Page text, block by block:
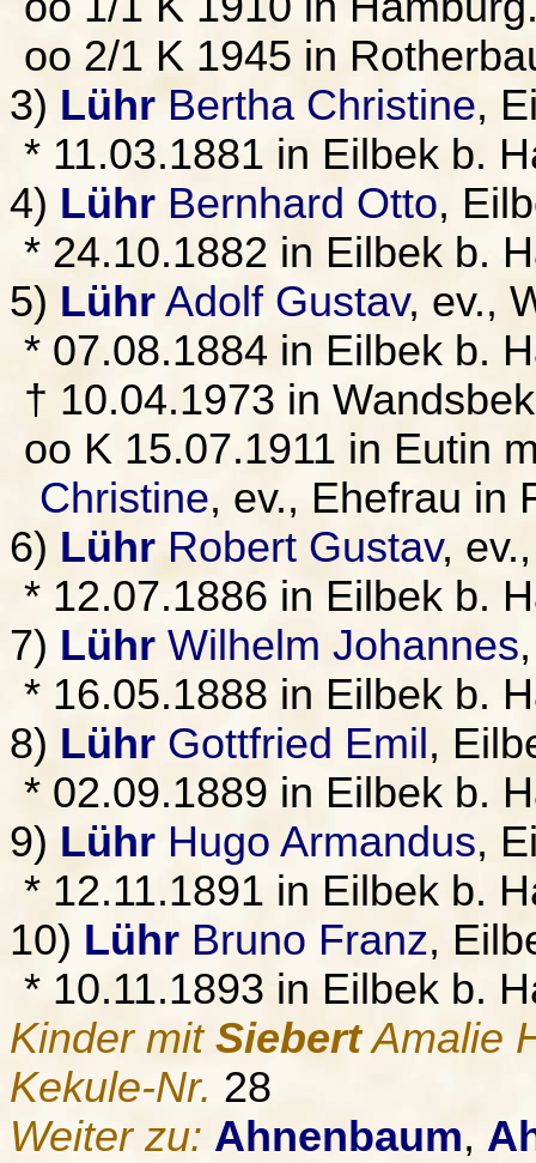
oo 2/1 K 1945 in
3) LührBertha Christine,
* 11.03.1881 in Eilbek b.
4) Lühr Bernhard Otto,
* 24.10.1882 in Eilbek b.
5) Lühr Adolf Gustav, ev.,
* 07.08.1884 in Eilbek b.
† 10.04.1973 in
oo K 15.07.1911 in Eutin
Christine, ev., Ehefrau in
6) LührRobert Gustav,
* 12.07.1886 in Eilbek b.
7) Lühr Wilhelm Johannes
* 16.05.1888 in Eilbek b.
8) Lühr Gottfried Emil ,
* 02.09.1889 in Eilbek b.
9) Lühr Hugo Armandus,
* 12.11.1891 in Eilbek b.
10) Lühr Bruno Franz,
* 10.11.1893 in Eilbek b.
Kinder mit SiebertAmalie
Kekule-Nr. 28
Weiter zu: Ahnenbaum,